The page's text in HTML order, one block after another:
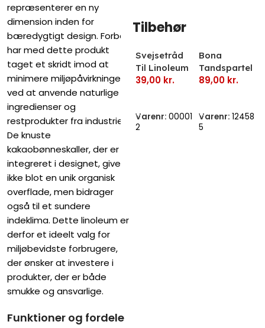
repræsenterer en ny
dimension inden for
bæredygtigt design. Forbo
har med dette produkt
taget et skridt imod at
minimere miljøpåvirkningen
ved at anvende naturlige
ingredienser og
restprodukter fra industrien.
De knuste
kakaobønneskaller, der er
integreret i designet, giver
ikke blot en unik organisk
overflade, men bidrager
også til et sundere
indeklima. Dette linoleum er
derfor et ideelt valg for
miljøbevidste forbrugere,
der ønsker at investere i
produkter, der er både
smukke og ansvarlige.
Funktioner og fordele
Tilbehør
Svejsetråd
Til Linoleum
39,00 kr.
Varenr: 00001
2
Bona
Tandspartel
Til Lim
89,00 kr.
Varenr: 12458
5